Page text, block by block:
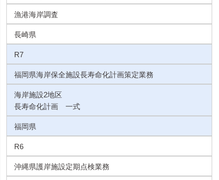
漁港海岸調査
長崎県
R7
福岡県海岸保全施設長寿命化計画策定業務
海岸施設2地区
長寿命化計画 一式
福岡県
R6
沖縄県護岸施設定期点検業務